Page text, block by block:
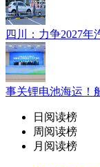
四川：力争2027年
事关锂电池海运！
日阅读榜
周阅读榜
月阅读榜